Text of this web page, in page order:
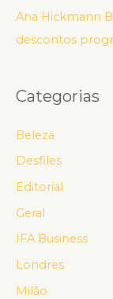
Ana Hickmann
descontos
Categorias
Beleza
Desfiles
Editorial
Geral
IFA Business
Londres
Milão